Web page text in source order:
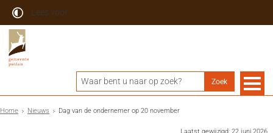
Lees voor
Home Nieuws Dag van de ondernemer op 20 november